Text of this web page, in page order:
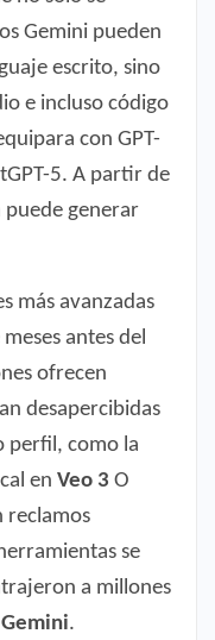
Gemini pueden
escrito, sino
e incluso código
con GPT-
5. A partir de
puede generar
más avanzadas
antes del
ofrecen
desapercibidas
perfil, como la
en Veo 3 O
reclamos
se
a millones
Gemini.